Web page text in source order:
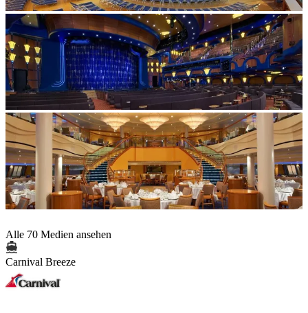
Alle 70 Medien ansehen
Carnival Breeze